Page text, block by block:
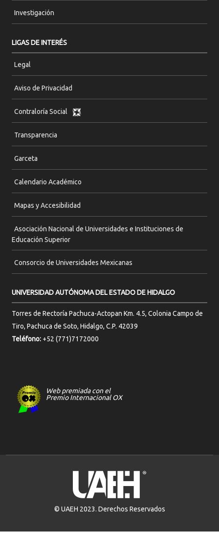
Investigación
LIGAS DE INTERÉS
Legal
Aviso de Privacidad
Contraloría Social
Transparencia
Garceta
Calendario Académico
Mapas y Accesibilidad
Asociación Nacional de Universidades e Instituciones de
Educación Superior
Consorcio de Universidades Mexicanas
UNIVERSIDAD AUTÓNOMA DEL ESTADO DE HIDALGO
Torres de Rectoría Pachuca-Actopan Km. 4.5, Colonia Campo de
Tiro, Pachuca de Soto, Hidalgo, C.P. 42039
Teléfono: +52 (771)7172000
Web premiada con el
Premio Internacional OX
© UAEH 2023. Derechos Reservados